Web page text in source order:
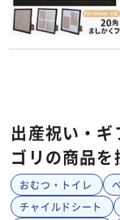
出産祝い・
ゴリの商品を
おむつ・トイレ
チャイルドシート